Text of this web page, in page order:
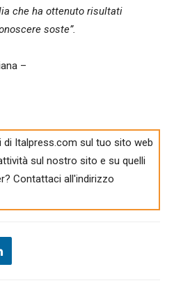
che ha ottenuto risultati
soste”.
–
di Italpress.com sul tuo sito web
sul nostro sito e su quelli
Contattaci all'indirizzo